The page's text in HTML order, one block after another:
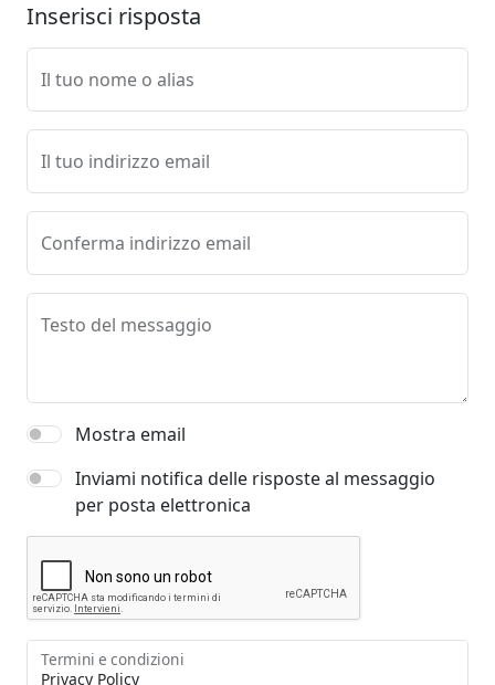
Inserisci risposta
Il tuo nome o alias
Il tuo indirizzo email
Conferma indirizzo email
Testo del messaggio
Mostra email
Inviami notifica delle risposte al messaggio
per posta elettronica
Termini e condizioni